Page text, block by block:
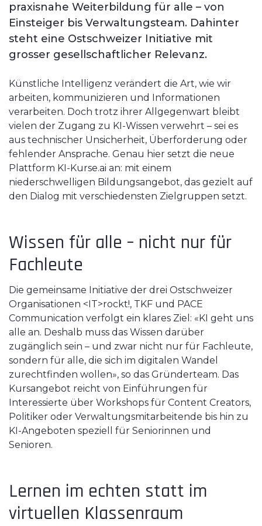
praxisnahe Weiterbildung für alle – von
Einsteiger bis Verwaltungsteam. Dahinter
steht eine Ostschweizer Initiative mit
grosser gesellschaftlicher Relevanz.
Künstliche Intelligenz verändert die Art, wie wir
arbeiten, kommunizieren und Informationen
verarbeiten. Doch trotz ihrer Allgegenwart bleibt
vielen der Zugang zu KI-Wissen verwehrt – sei es
aus technischer Unsicherheit, Überforderung oder
fehlender Ansprache. Genau hier setzt die neue
Plattform KI-Kurse.ai an: mit einem
niederschwelligen Bildungsangebot, das gezielt auf
den Dialog mit verschiedensten Zielgruppen setzt.
Wissen für alle – nicht nur für
Fachleute
Die gemeinsame Initiative der drei Ostschweizer
Organisationen <IT>rockt!, TKF und PACE
Communication verfolgt ein klares Ziel: «KI geht uns
alle an. Deshalb muss das Wissen darüber
zugänglich sein – und zwar nicht nur für Fachleute,
sondern für alle, die sich im digitalen Wandel
zurechtfinden wollen», so das Gründerteam. Das
Kursangebot reicht von Einführungen für
Interessierte über Workshops für Content Creators,
Politiker oder Verwaltungsmitarbeitende bis hin zu
KI-Angeboten speziell für Seniorinnen und
Senioren.
Lernen im echten statt im
virtuellen Klassenraum